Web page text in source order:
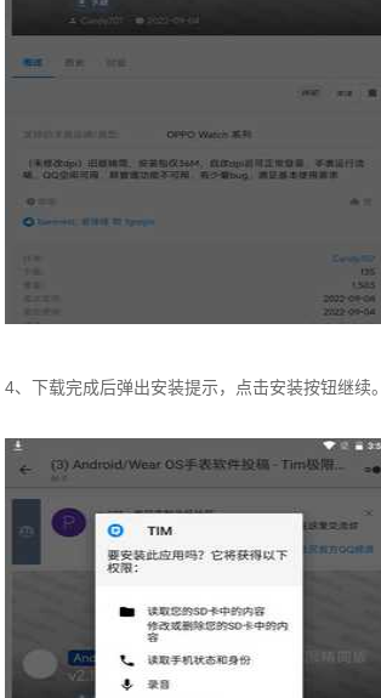
4、下载完成后弹出安装提示，点击安装按钮继续。